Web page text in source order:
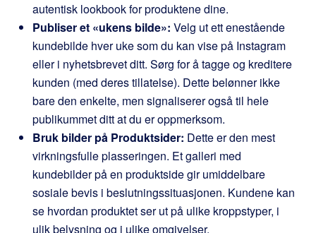
autentisk lookbook for produktene dine.
Publiser et «ukens bilde»: Velg ut ett enestående
kundebilde hver uke som du kan vise på Instagram
eller i nyhetsbrevet ditt. Sørg for å tagge og kreditere
kunden (med deres tillatelse). Dette belønner ikke
bare den enkelte, men signaliserer også til hele
publikummet ditt at du er oppmerksom.
Bruk bilder på Produktsider: Dette er den mest
virkningsfulle plasseringen. Et galleri med
kundebilder på en produktside gir umiddelbare
sosiale bevis i beslutningssituasjonen. Kundene kan
se hvordan produktet ser ut på ulike kroppstyper, i
ulik belysning og i ulike omgivelser.